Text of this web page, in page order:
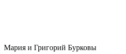
Мария и Григорий Бурковы